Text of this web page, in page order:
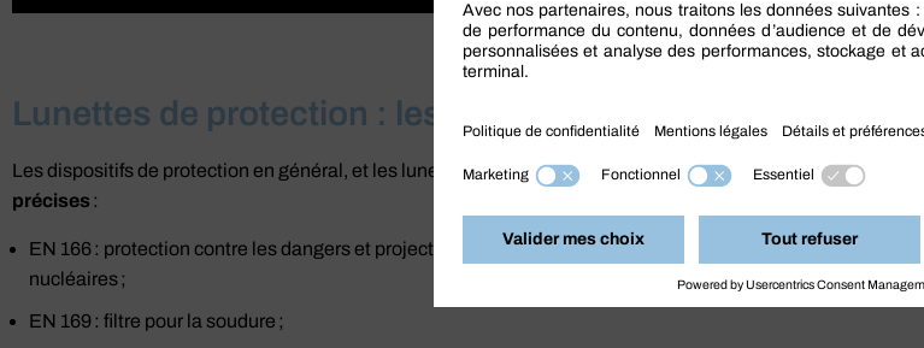
Lunettes de protection : les normes à connaitre
Les dispositifs de protection en général, et les lunettes de protection en particulier, répondent à desnormes
précises :
EN 166 : protection contre les dangers et projections, excluant les infrarouges, ultraviolets, rayons lasers et
nucléaires ;
EN 169 : filtre pour la soudure ;